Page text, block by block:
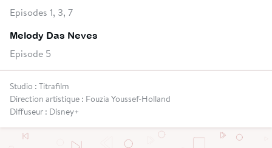
Episodes 1, 3, 7
Melody Das Neves
Episode 5
Studio : Titrafilm
Direction artistique : Fouzia Youssef-Holland
Diffuseur : Disney+